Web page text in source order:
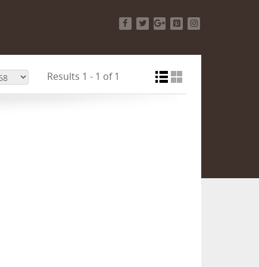
Results 1 - 1 of 1